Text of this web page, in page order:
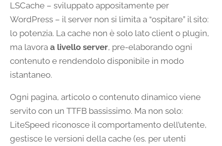
LSCache – sviluppato appositamente per
WordPress – il server non si limita a “ospitare” il sito:
lo potenzia. La cache non è solo lato client o plugin,
ma lavora a livello server, pre-elaborando ogni
contenuto e rendendolo disponibile in modo
istantaneo.
Ogni pagina, articolo o contenuto dinamico viene
servito con un TTFB bassissimo. Ma non solo:
LiteSpeed riconosce il comportamento dell’utente,
gestisce le versioni della cache (es. per utenti